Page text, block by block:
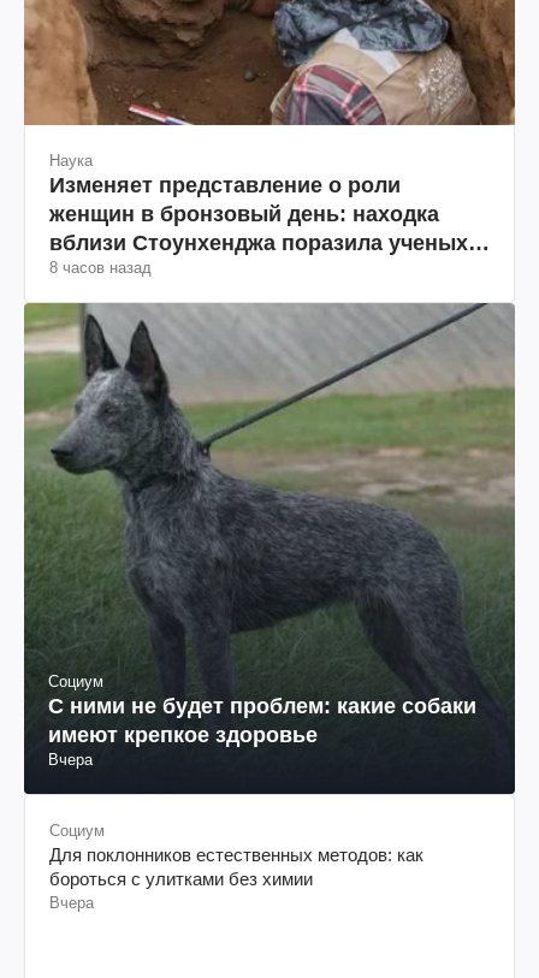
Наука
Изменяет представление о роли
женщин в бронзовый день: находка
вблизи Стоунхенджа поразила ученых
(фото)
8 часов назад
Социум
С ними не будет проблем: какие собаки
имеют крепкое здоровье
Вчера
Социум
Для поклонников естественных методов: как
бороться с улитками без химии
Вчера